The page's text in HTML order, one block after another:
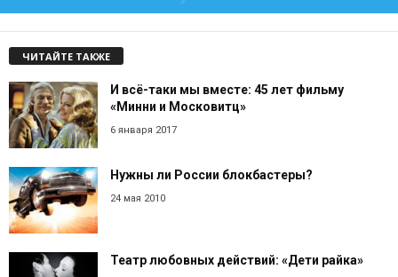
ЧИТАЙТЕ ТАКЖЕ
И всё-таки мы вместе: 45 лет фильму
«Минни и Московитц»
6 января 2017
Нужны ли России блокбастеры?
24 мая 2010
Театр любовных действий: «Дети райка»